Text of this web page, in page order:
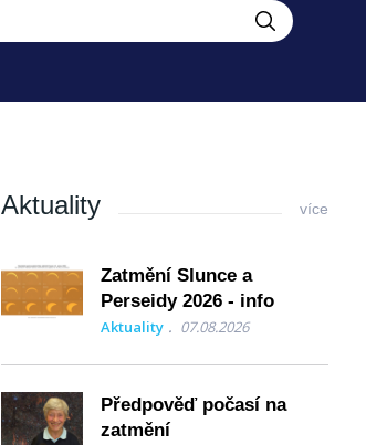
Aktuality více
Zatmění Slunce a
Perseidy 2026 - info
Aktuality 07.08.2026
Předpověď počasí na
zatmění